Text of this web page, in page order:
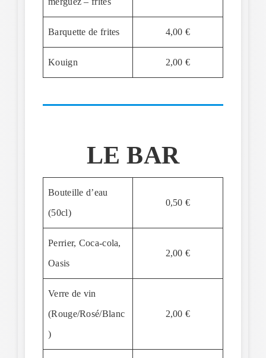
Barquette de frites 4,00 €
Kouign 2,00 €
LE BAR
Bouteille d’eau
(50cl)
0,50 €
Perrier, Coca-cola,
Oasis
2,00 €
Verre de vin
(Rouge/Rosé/Blanc
)
2,00 €